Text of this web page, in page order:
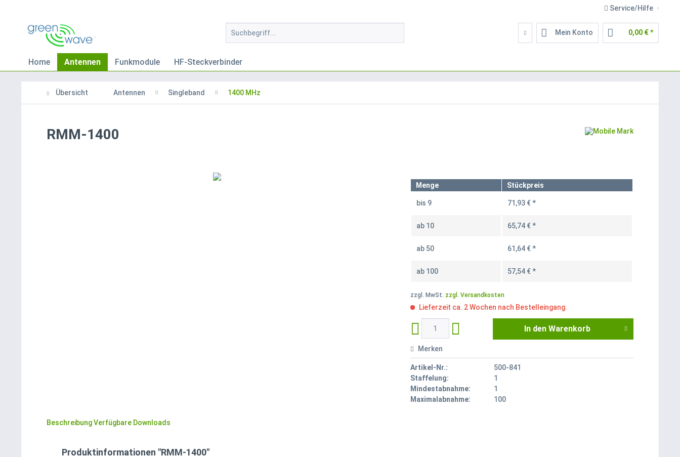
Service/Hilfe
Mein Konto 0,00 € *
Home Antennen Funkmodule HF-Steckverbinder
Übersicht Antennen Singleband 1400 MHz
RMM-1400
Menge Stückpreis
bis 9 71,93 € *
ab 10 65,74 € *
ab 50 61,64 € *
ab 100 57,54 € *
zzgl. MwSt. zzgl. Versandkosten
Lieferzeit ca. 2 Wochen nach Bestelleingang.
In den Warenkorb
Merken
Artikel-Nr.:
500-841
Staffelung:
1
Mindestabnahme:
1
Maximalabnahme:
100
BeschreibungVerfügbare Downloads
Produktinformationen "RMM-1400"